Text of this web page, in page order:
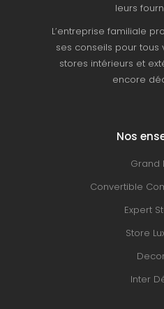
leurs
L’entreprise familiale
ses conseils pour tous
stores intérieurs et
encore
Nos
Grand
Convertible
Expert
Store
Inter